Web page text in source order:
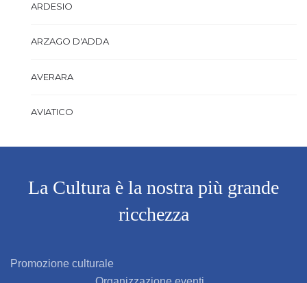
ARDESIO
ARZAGO D'ADDA
AVERARA
AVIATICO
AZZANO SAN PAOLO
AZZONE
La Cultura è la nostra più grande
ricchezza
Promozione culturale